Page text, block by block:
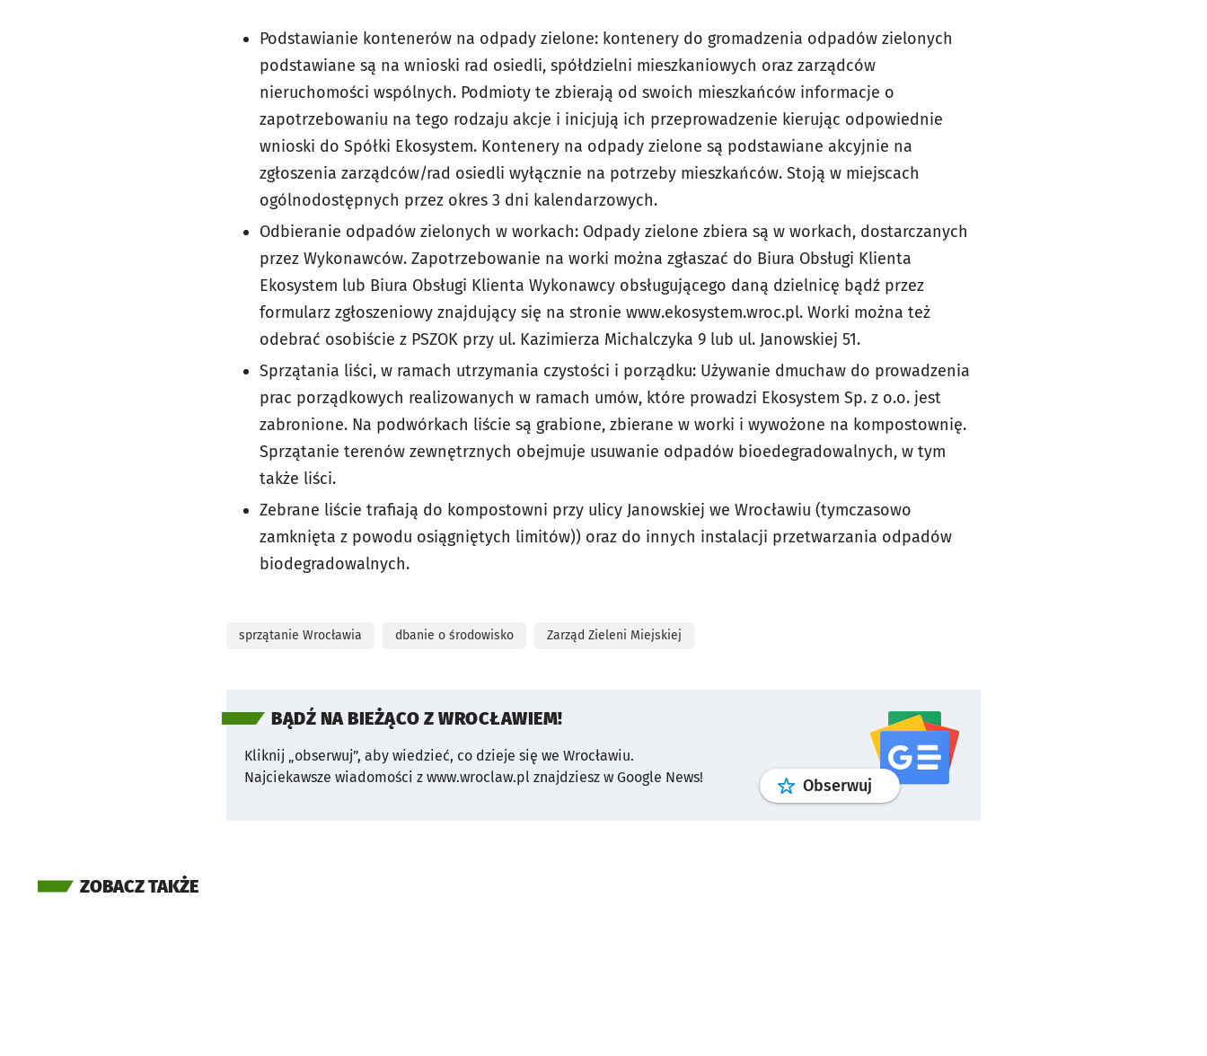
Podstawianie kontenerów na odpady zielone: kontenery do gromadzenia odpadów zielonych
podstawiane są na wnioski rad osiedli, spółdzielni mieszkaniowych oraz zarządców
nieruchomości wspólnych. Podmioty te zbierają od swoich mieszkańców informacje o
zapotrzebowaniu na tego rodzaju akcje i inicjują ich przeprowadzenie kierując odpowiednie
wnioski do Spółki Ekosystem. Kontenery na odpady zielone są podstawiane akcyjnie na
zgłoszenia zarządców/rad osiedli wyłącznie na potrzeby mieszkańców. Stoją w miejscach
ogólnodostępnych przez okres 3 dni kalendarzowych.
Odbieranie odpadów zielonych w workach: Odpady zielone zbiera są w workach, dostarczanych
przez Wykonawców. Zapotrzebowanie na worki można zgłaszać do Biura Obsługi Klienta
Ekosystem lub Biura Obsługi Klienta Wykonawcy obsługującego daną dzielnicę bądź przez
formularz zgłoszeniowy znajdujący się na stronie www.ekosystem.wroc.pl. Worki można też
odebrać osobiście z PSZOK przy ul. Kazimierza Michalczyka 9 lub ul. Janowskiej 51.
Sprzątania liści, w ramach utrzymania czystości i porządku: Używanie dmuchaw do prowadzenia
prac porządkowych realizowanych w ramach umów, które prowadzi Ekosystem Sp. z o.o. jest
zabronione. Na podwórkach liście są grabione, zbierane w worki i wywożone na kompostownię.
Sprzątanie terenów zewnętrznych obejmuje usuwanie odpadów bioedegradowalnych, w tym
także liści.
Zebrane liście trafiają do kompostowni przy ulicy Janowskiej we Wrocławiu (tymczasowo
zamknięta z powodu osiągniętych limitów)) oraz do innych instalacji przetwarzania odpadów
biodegradowalnych.
sprzątanie Wrocławia dbanie o środowisko Zarząd Zieleni Miejskiej
BĄDŹ NA BIEŻĄCO Z WROCŁAWIEM!
Kliknij „obserwuj”, aby wiedzieć, co dzieje się we Wrocławiu.
Najciekawsze wiadomości z www.wroclaw.pl znajdziesz w Google News!
Obserwuj profilgoogle news
ZOBACZ TAKŻE